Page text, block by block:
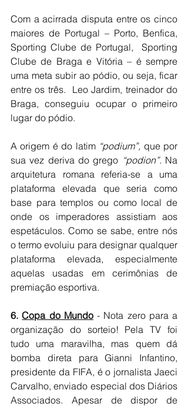
Com a acirrada disputa entre os cinco
maiores de Portugal – Porto, Benfica,
Sporting Clube de Portugal,  Sporting
Clube de Braga e Vitória – é sempre
uma meta subir ao pódio, ou seja, ficar
entre os três.  Leo Jardim, treinador do
Braga, conseguiu ocupar o primeiro
lugar do pódio.
A origem é do latim “podium”, que por
sua vez deriva do grego “podion”. Na
arquitetura romana referia-se a uma
plataforma elevada que seria como
base para templos ou como local de
onde os imperadores assistiam aos
espetáculos. Como se sabe, entre nós
o termo evoluiu para designar qualquer
plataforma elevada, especialmente
aquelas usadas em cerimônias de
premiação esportiva.
6. Copa do Mundo - Nota zero para a
organização do sorteio! Pela TV foi
tudo uma maravilha, mas quem dá
bomba direta para Gianni Infantino,
presidente da FIFA, é o jornalista Jaeci
Carvalho, enviado especial dos Diários
Associados. Apesar de dispor de